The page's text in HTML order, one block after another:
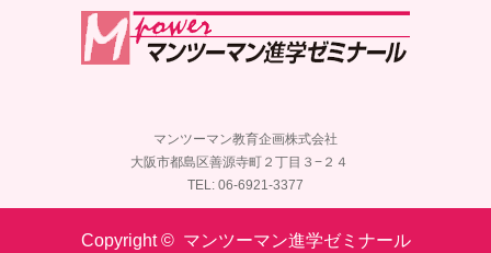
マンツーマン教育企画株式会社
大阪市都島区善源寺町２丁目３−２４
TEL: 06-6921-3377
Copyright © マンツーマン進学ゼミナール